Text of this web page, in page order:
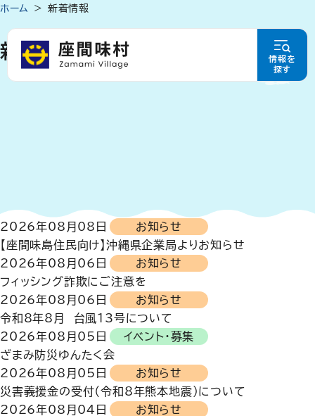
情報を
探す
ホーム 新着情報
新着情報
2026年08月08日
お知らせ
【座間味島住民向け】沖縄県企業局よりお知らせ
2026年08月06日
お知らせ
フィッシング詐欺にご注意を
2026年08月06日
お知らせ
令和8年8月 台風13号について
2026年08月05日
イベント・募集
ざまみ防災ゆんたく会
2026年08月05日
お知らせ
災害義援金の受付（令和8年熊本地震）について
2026年08月04日
お知らせ